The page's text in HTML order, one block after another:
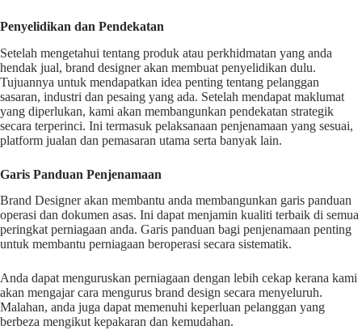
Penyelidikan dan Pendekatan
Setelah mengetahui tentang produk atau perkhidmatan yang anda
hendak jual, brand designer akan membuat penyelidikan dulu.
Tujuannya untuk mendapatkan idea penting tentang pelanggan
sasaran, industri dan pesaing yang ada. Setelah mendapat maklumat
yang diperlukan, kami akan membangunkan pendekatan strategik
secara terperinci. Ini termasuk pelaksanaan penjenamaan yang sesuai,
platform jualan dan pemasaran utama serta banyak lain.
Garis Panduan Penjenamaan
Brand Designer akan membantu anda membangunkan garis panduan
operasi dan dokumen asas. Ini dapat menjamin kualiti terbaik di semua
peringkat perniagaan anda. Garis panduan bagi penjenamaan penting
untuk membantu perniagaan beroperasi secara sistematik.
Anda dapat menguruskan perniagaan dengan lebih cekap kerana kami
akan mengajar cara mengurus brand design secara menyeluruh.
Malahan, anda juga dapat memenuhi keperluan pelanggan yang
berbeza mengikut kepakaran dan kemudahan.